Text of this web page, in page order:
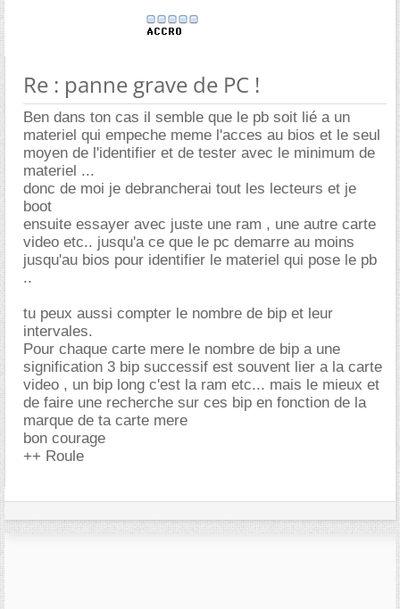
Re : panne grave de PC !
Ben dans ton cas il semble que le pb soit lié a un
materiel qui empeche meme l'acces au bios et le seul
moyen de l'identifier et de tester avec le minimum de
materiel ...
donc de moi je debrancherai tout les lecteurs et je
boot
ensuite essayer avec juste une ram , une autre carte
video etc.. jusqu'a ce que le pc demarre au moins
jusqu'au bios pour identifier le materiel qui pose le pb
..
tu peux aussi compter le nombre de bip et leur
intervales.
Pour chaque carte mere le nombre de bip a une
signification 3 bip successif est souvent lier a la carte
video , un bip long c'est la ram etc... mais le mieux et
de faire une recherche sur ces bip en fonction de la
marque de ta carte mere
bon courage
++ Roule